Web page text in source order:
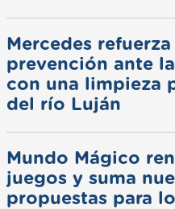
Mercedes refuerza
prevención ante
con una limpieza
del río Luján
Mundo Mágico
juegos y suma
propuestas para